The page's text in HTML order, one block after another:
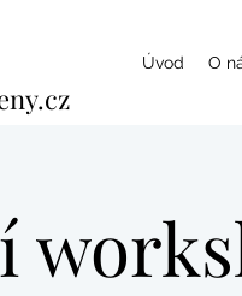
Úvod O